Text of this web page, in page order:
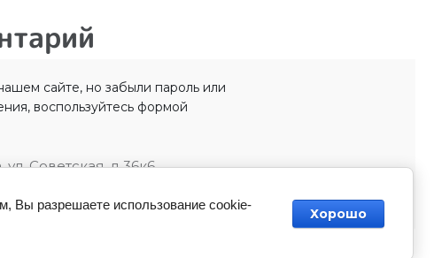
сайте, но забыли пароль или
воспользуйтесь формой
Советская, д 36к6
Вы разрешаете использование cookie-
Хорошо